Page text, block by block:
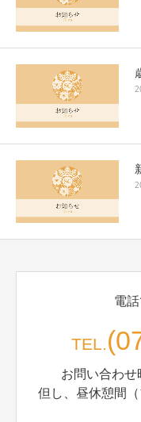
電
TEL.
お問い合わ
但し、昼休憩間